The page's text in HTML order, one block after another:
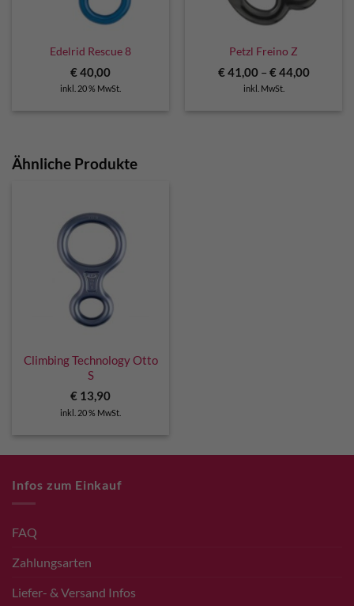
Edelrid Rescue 8
€40,00
inkl. 20 % MwSt.
Petzl Freino Z
€41,00– €44,00
inkl. MwSt.
Ähnliche Produkte
Climbing Technology Otto
S
€ 13,90
inkl. 20 % MwSt.
Infos zum Einkauf
FAQ
Zahlungsarten
Liefer- & Versand Infos